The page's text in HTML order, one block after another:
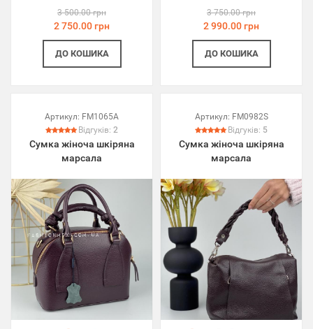
3 500.00 грн
2 750.00 грн
ДО КОШИКА
3 750.00 грн
2 990.00 грн
ДО КОШИКА
Артикул: FM1065A
Відгуків: 2
Сумка жіноча шкіряна
марсала
Артикул: FM0982S
Відгуків: 5
Сумка жіноча шкіряна
марсала